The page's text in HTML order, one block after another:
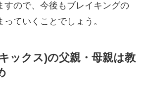
すので、今後もブレイキングの
っていくことでしょう。
ックス)の父親・母親は教